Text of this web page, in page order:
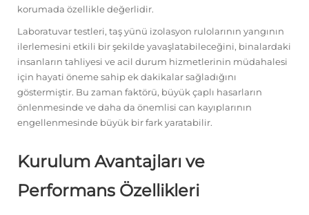
korumada özellikle değerlidir.
Laboratuvar testleri, taş yünü izolasyon rulolarının yangının
ilerlemesini etkili bir şekilde yavaşlatabileceğini, binalardaki
insanların tahliyesi ve acil durum hizmetlerinin müdahalesi
için hayati öneme sahip ek dakikalar sağladığını
göstermiştir. Bu zaman faktörü, büyük çaplı hasarların
önlenmesinde ve daha da önemlisi can kayıplarının
engellenmesinde büyük bir fark yaratabilir.
Kurulum Avantajları ve
Performans Özellikleri